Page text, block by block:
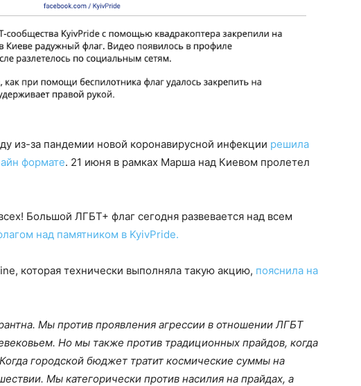
из-за пандемии новой коронавирусной инфекции решила
формате. 21 июня в рамках Марша над Киевом пролетел
Большой ЛГБТ+ флаг сегодня развевается над всем
над памятником в KyivPride.
которая технически выполняла такую акцию, пояснила на
Мы против проявления агрессии в отношении ЛГБТ
Но мы также против традиционных прайдов, когда
городской бюджет тратит космические суммы на
Мы категорически против насилия на прайдах, а